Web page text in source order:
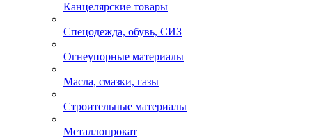
Канцелярские товары
Спецодежда, обувь, СИЗ
Огнеупорные материалы
Масла, смазки, газы
Строительные материалы
Металлопрокат